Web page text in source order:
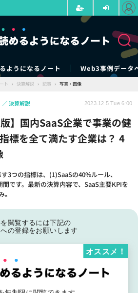
ようになるノート Web3事例データ
ト › 決算解説 › 記事 › 写真・画像
】国内SaaS企業で事業の健
標を全て満たす企業は？ 4
3つの指標は、(1)SaaSの40%ルール、
間です。最新の決算内容で、SaaS主要KPIを
決算解説 2023.12.5 Tue 6:00
閲覧するには下記の
の登録をお願いします
オススメ！